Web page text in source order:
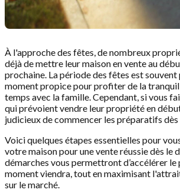
À l'approche des fêtes, de nombreux
déjà de mettre leur maison en vente au
prochaine. La période des fêtes est souvent
moment propice pour profiter de la
temps avec la famille. Cependant, si vous
qui prévoient vendre leur propriété en
judicieux de commencer les préparatifs
Voici quelques étapes essentielles pour
votre maison pour une vente réussie dès le
démarches vous permettront d’accélérer le
moment viendra, tout en maximisant
sur le marché.